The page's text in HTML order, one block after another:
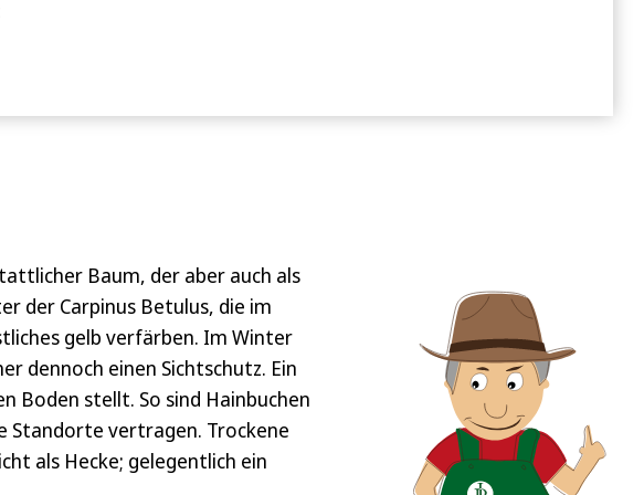
Baum, der aber auch als
der Carpinus Betulus, die im
gelb verfärben. Im Winter
dennoch einen Sichtschutz. Ein
Boden stellt. So sind Hainbuchen
Standorte vertragen. Trockene
als Hecke; gelegentlich ein